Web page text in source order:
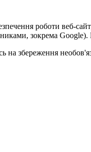
роботи веб-
зокрема Google).
збереження